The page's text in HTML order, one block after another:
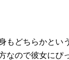
もどちらかとい
なので彼女にぴ